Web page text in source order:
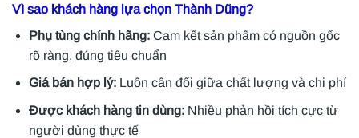
Vì sao khách hàng lựa chọn Thành Dũng?
Phụ tùng chính hãng:Cam kết sản phẩm có nguồn gốc
rõ ràng, đúng tiêu chuẩn
Giá bán hợp lý:Luôn cân đối giữa chất lượng và chi phí
Được khách hàng tin dùng:Nhiều phản hồi tích cực từ
người dùng thực tế